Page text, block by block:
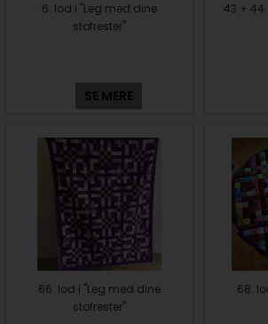
6. lod i "Leg med dine
stofrester"
SE MERE
43 +
66. lod i "Leg med dine
stofrester"
68.